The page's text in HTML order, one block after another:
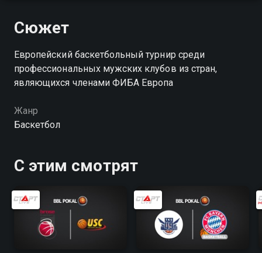
Сюжет
Европейский баскетбольный турнир среди
профессиональных мужских клубов из стран,
являющихся членами ФИБА Европа
Жанр
Баскетбол
С этим смотрят